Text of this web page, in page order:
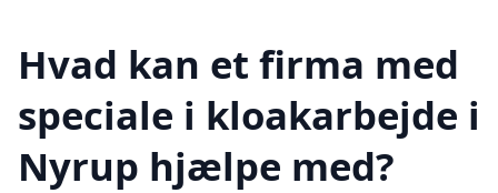
Hvad kan et firma med
speciale i kloakarbejde i
Nyrup hjælpe med?